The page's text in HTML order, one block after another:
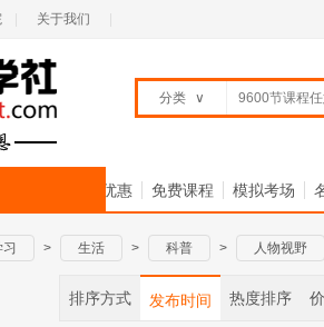
关于我们
分类 ∨
专题 限时优惠 免费课程 模拟考场
> 生活 > 科普 > 人物视野
排序方式 发布时间 热度排序